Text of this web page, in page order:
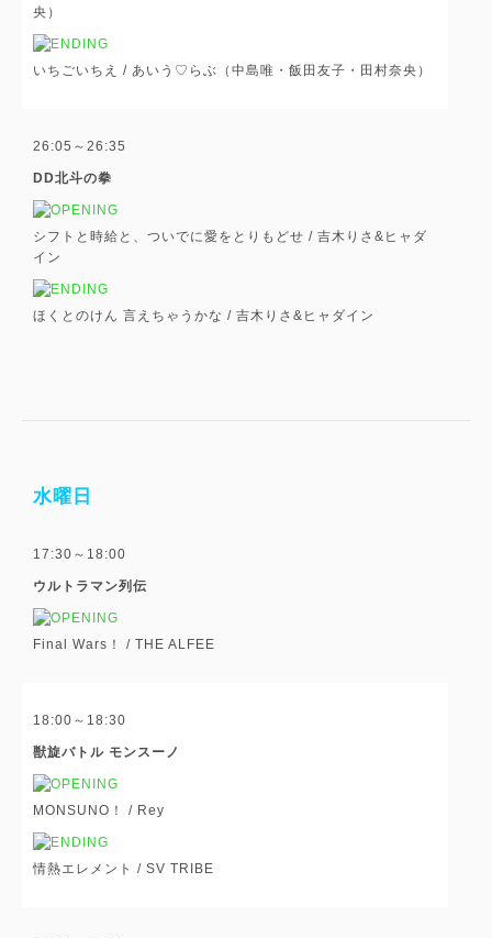
央）
いちごいちえ / あいう♡らぶ（中島唯・飯田友子・田村奈央）
26:05～26:35
DD北斗の拳
シフトと時給と、ついでに愛をとりもどせ / 吉木りさ&ヒャダ
イン
ほくとのけん 言えちゃうかな / 吉木りさ&ヒャダイン
水曜日
17:30～18:00
ウルトラマン列伝
Final Wars！ / THE ALFEE
18:00～18:30
獣旋バトル モンスーノ
MONSUNO！ / Rey
情熱エレメント / SV TRIBE